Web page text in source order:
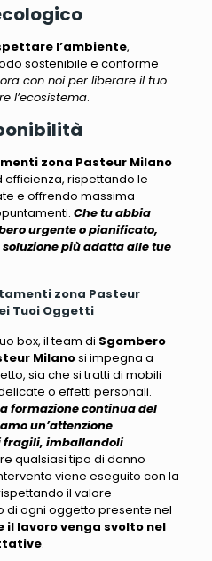
l’ambiente,
sostenibile e conforme
con noi per liberare il tuo
l’ecosistema.
zona Pasteur Milano
rispettando le
e offrendo massima
Che tu abbia
urgente o pianificato,
più adatta alle tue
zona Pasteur
Tuoi Oggetti
box, il team di Sgombero
Milanosi impegna a
, sia che si tratti di mobili
o effetti personali.
formazione continua del
un’attenzione
fragili, imballandoli
qualsiasi tipo di danno
viene eseguito con la
il valore
ogni oggetto presente nel
il lavoro venga svolto nel
.